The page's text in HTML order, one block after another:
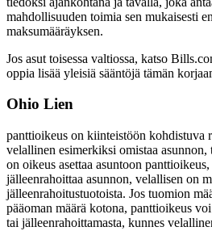
mahdollisuuden toimia sen mukaisesti
maksumääräyksen.
Jos asut toisessa valtiossa, katso
oppia lisää yleisiä sääntöjä tämän
Ohio Lien
panttioikeus on kiinteistöön kohdistuva
velallinen esimerkiksi omistaa
on oikeus asettaa asuntoon
jälleenrahoittaa asunnon, velallisen on
jälleenrahoitustuotoista. Jos tuomion
pääoman määrä kotona, panttioikeus
tai jälleenrahoittamasta, kunnes